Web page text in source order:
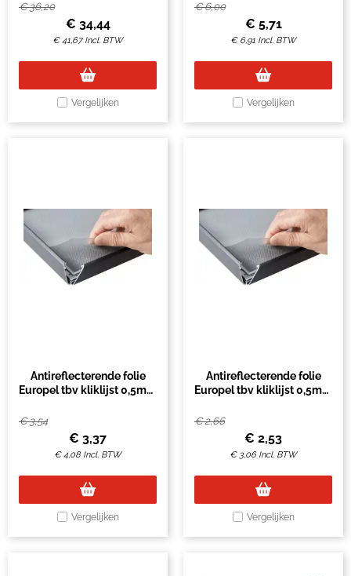
€36,20
€ 34,44
€41,67 Incl. BTW
Vergelijken
€6,00
€ 5,71
€ 6,91 Incl. BTW
Vergelijken
Antireflecterende folie
Europel tbv kliklijst 0,5mm
€3,54
€ 3,37
€4,08 Incl. BTW
Vergelijken
Antireflecterende folie
Europel tbv kliklijst 0,5mm
€2,66
€ 2,53
€ 3,06 Incl. BTW
Vergelijken